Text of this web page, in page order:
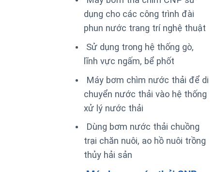
dụng cho các công trình đài
phun nước trang trí nghệ thuật
Sử dụng trong hệ thống gò,
lĩnh vực ngấm, bể phốt
Máy bơm chìm nước thải để di
chuyển nước thải vào hệ thống
xử lý nước thải
Dùng bơm nước thải chuồng
trại chăn nuôi, ao hồ nuôi trồng
thủy hải sản